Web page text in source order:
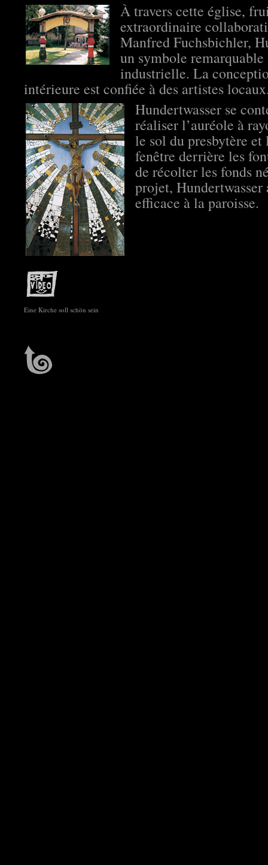
À travers cette église,
extraordinaire
Manfred Fuchsbichler,
un symbole
industrielle. La
intérieure est confiée à des artistes
Hundertwasser se
réaliser l’auréole à
le sol du presbytère
fenêtre derrière les
de récolter les fonds
projet,
efficace à la paroisse.
Eine Kirche soll schön sein